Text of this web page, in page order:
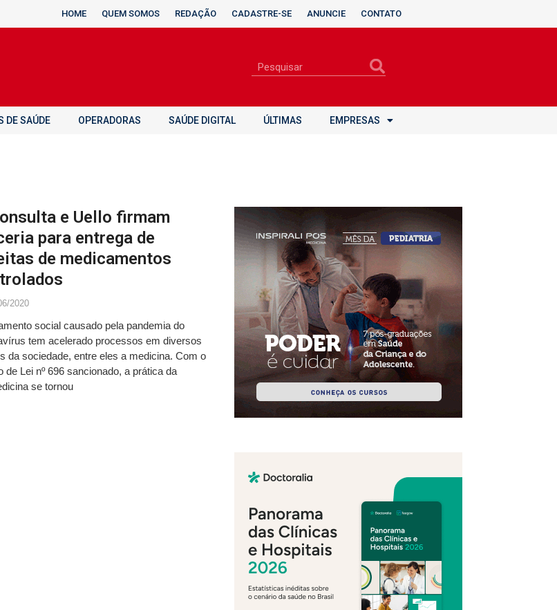
HOME QUEM SOMOS REDAÇÃO CADASTRE-SE ANUNCIE CONTATO
DE SAÚDE OPERADORAS SAÚDE DIGITAL ÚLTIMAS EMPRESAS
e Uello firmam
para entrega de
de medicamentos
2020
social causado pela pandemia do
tem acelerado processos em diversos
da sociedade, entre eles a medicina. Com o
de Lei nº 696 sancionado, a prática da
se tornou